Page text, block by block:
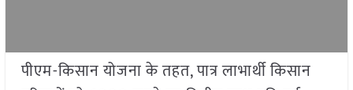
पीएम-किसान योजना के तहत, पात्र लाभार्थी किसान